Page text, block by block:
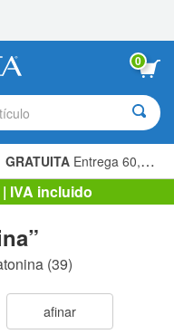
0
GRATUITA Entrega 60,00 € »
IVA incluido
(39)
afinar